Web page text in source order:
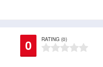
0 RATING (0)